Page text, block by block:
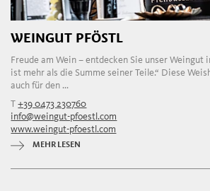
WEINGUT PFÖSTL
Freude am Wein – entdecken Sie unser Weingut
ist mehr als die Summe seiner Teile.“ Diese
auch für den ...
T+39 0473 230760
info@weingut-pfoestl.com
www.weingut-pfoestl.com
MEHR LESEN